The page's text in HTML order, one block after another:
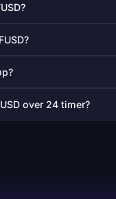
over 24 timer?